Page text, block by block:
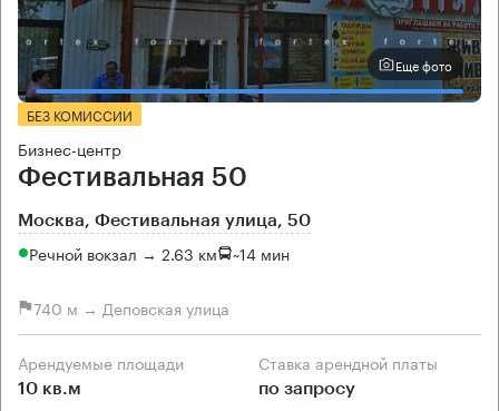
Еще фото
БЕЗ КОМИССИИ
Бизнес-центр
Фестивальная 50
Москва, Фестивальная улица, 50
Речной вокзал → 2.63 км ~14 мин
740 м → Деповская улица
Арендуемые площади
10 кв.м
Ставка арендной платы
по запросу